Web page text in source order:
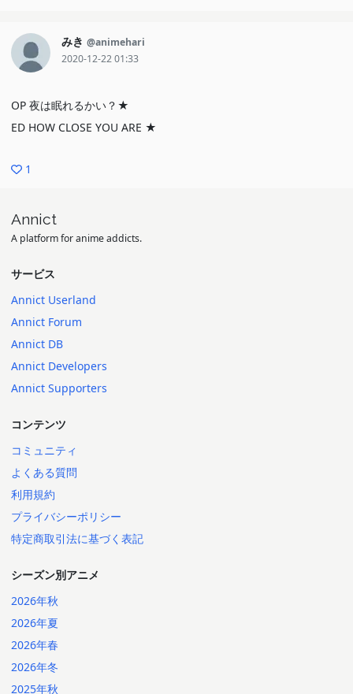
みき @animehari
2020-12-22 01:33
OP 夜は眠れるかい？★
ED HOW CLOSE YOU ARE ★
1
Annict
A platform for anime addicts.
サービス
Annict Userland
Annict Forum
Annict DB
Annict Developers
Annict Supporters
コンテンツ
コミュニティ
よくある質問
利用規約
プライバシーポリシー
特定商取引法に基づく表記
シーズン別アニメ
2026年秋
2026年夏
2026年春
2026年冬
2025年秋